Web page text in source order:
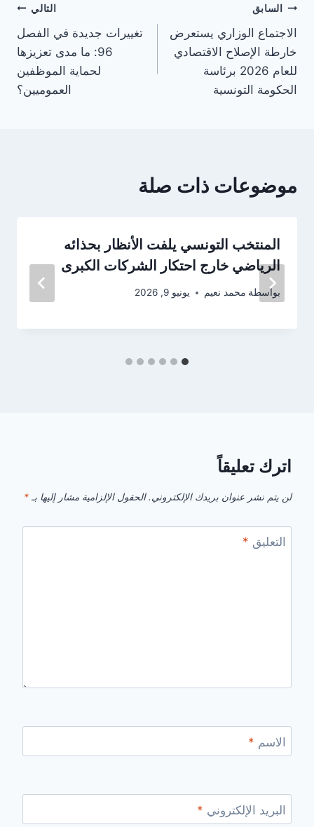
تصفّح
المقالات
السابق
الاجتماع الوزاري يستعرض
خارطة الإصلاح الاقتصادي
للعام 2026 برئاسة
الحكومة التونسية
التالي
تغييرات جديدة في الفصل
96: ما مدى تعزيزها
لحماية الموظفين
العموميين؟
موضوعات ذات صلة
المنتخب التونسي يلفت الأنظار بحذائه
الرياضي خارج احتكار الشركات الكبرى
بواسطة محمد نعيم يونيو 9, 2026
اترك تعليقاً
لن يتم نشر عنوان بريدك الإلكتروني. الحقول الإلزامية مشار إليها بـ *
التعليق *
الاسم *
البريد الإلكتروني *